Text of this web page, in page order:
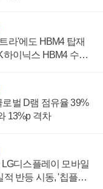
라'에도 HBM4 탑재
하이닉스 HBM4 수율
벌 D램 점유율 39%
13%p 격차
디스플레이 모바일
반등 시동, '칩플레